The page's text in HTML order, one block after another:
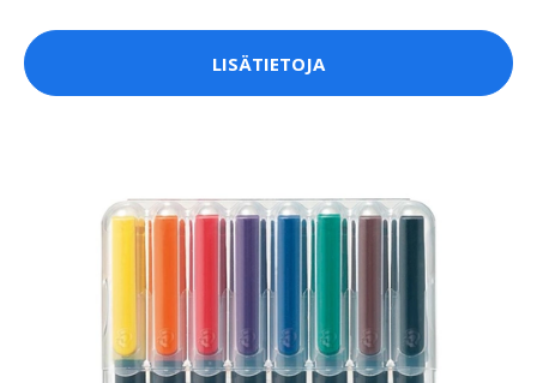
LISÄTIETOJA